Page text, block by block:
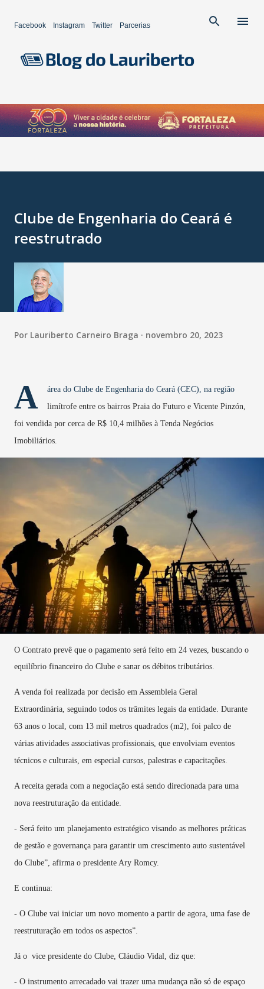
Facebook Instagram Twitter Parcerias
Clube de Engenharia do Ceará é
reestrutrado
Por Lauriberto Carneiro Braga novembro 20, 2023
A
área do Clube de Engenharia do Ceará (CEC), na região
limítrofe entre os bairros Praia do Futuro e Vicente Pinzón,
foi vendida por cerca de R$ 10,4 milhões à Tenda Negócios
Imobiliários.
O Contrato prevê que o pagamento será feito em 24 vezes, buscando o
equilíbrio financeiro do Clube e sanar os débitos tributários.
A venda foi realizada por decisão em Assembleia Geral
Extraordinária, seguindo todos os trâmites legais da entidade. Durante
63 anos o local, com 13 mil metros quadrados (m2), foi palco de
várias atividades associativas profissionais, que envolviam eventos
técnicos e culturais, em especial cursos, palestras e capacitações.
A receita gerada com a negociação está sendo direcionada para uma
nova reestruturação da entidade.
- Será feito um planejamento estratégico visando as melhores práticas
de gestão e governança para garantir um crescimento auto sustentável
do Clube”, afirma o presidente Ary Romcy.
E continua:
- O Clube vai iniciar um novo momento a partir de agora, uma fase de
reestruturação em todos os aspectos”.
Já o vice presidente do Clube, Cláudio Vidal, diz que:
- O instrumento arrecadado vai trazer uma mudança não só de espaço